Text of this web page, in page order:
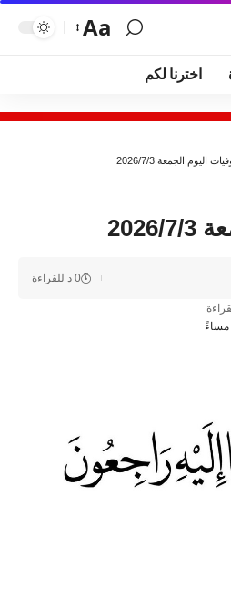
Aa
اخترنا لكم
اليوم الجمعة 2026/7/3
7/3
0 د للقراءة